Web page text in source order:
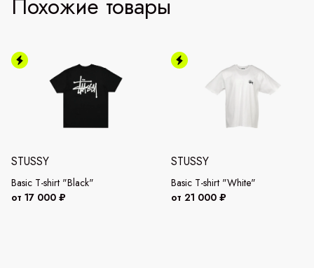
Похожие товары
STUSSY
Basic T-shirt "Black"
от 17 000 ₽
STUSSY
Basic T-shirt "White"
от 21 000 ₽